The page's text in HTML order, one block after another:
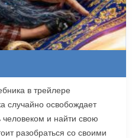
в трейлере
случайно освобождает
человеком и найти свою
разобраться со своими